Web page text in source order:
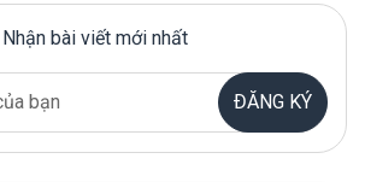
Nhận bài viết mới nhất
ĐĂNG KÝ